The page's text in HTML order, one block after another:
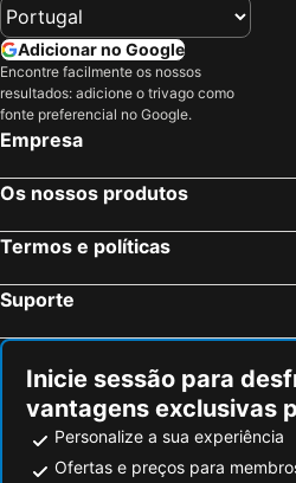
Adicionar no Google
Encontre facilmente os nossos
resultados: adicione o trivago como
fonte preferencial no Google.
Empresa
Os nossos produtos
Termos e políticas
Suporte
Inicie sessão para
vantagens exclusivas
Personalize a sua experiência
Ofertas e preços para